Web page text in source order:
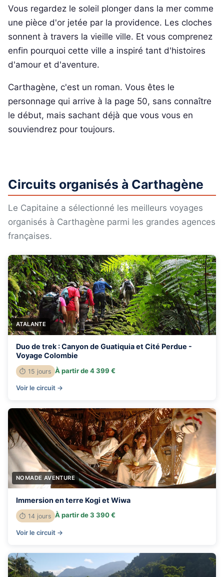
Vous regardez le soleil plonger dans la mer comme
une pièce d'or jetée par la providence. Les cloches
sonnent à travers la vieille ville. Et vous comprenez
enfin pourquoi cette ville a inspiré tant d'histoires
d'amour et d'aventure.
Carthagène, c'est un roman. Vous êtes le
personnage qui arrive à la page 50, sans connaître
le début, mais sachant déjà que vous vous en
souviendrez pour toujours.
Circuits organisés à Carthagène
Le Capitaine a sélectionné les meilleurs voyages
organisés à Carthagène parmi les grandes agences
françaises.
ATALANTE
Duo de trek : Canyon de Guatiquia et Cité Perdue -
Voyage Colombie
⏱ 15 jours À partir de 4 399 €
Voir le circuit →
NOMADE AVENTURE
Immersion en terre Kogi et Wiwa
⏱ 14 jours À partir de 3 390 €
Voir le circuit →